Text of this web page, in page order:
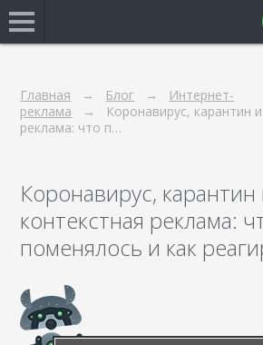
Главная Блог
Интернет-
реклама
Коронавирус, карантин
реклама: что п…
Коронавирус, карантин
контекстная реклама:
поменялось и как